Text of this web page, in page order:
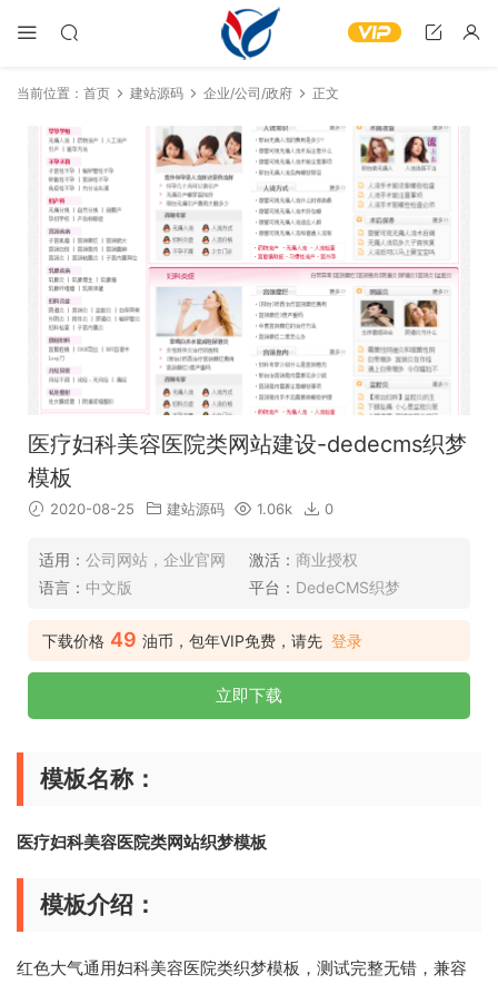
当前位置： 首页 建站源码 企业/公司/政府 正文
医疗妇科美容医院类网站建设-dedecms织梦
模板
2020-08-25 建站源码 1.06k 0
适用： 公司网站，企业官网 激活： 商业授权
语言： 中文版 平台： DedeCMS织梦
下载价格 49 油币，包年VIP免费，请先 登录
立即下载
模板名称：
医疗妇科美容医院类网站织梦模板
模板介绍：
红色大气通用妇科美容医院类织梦模板，测试完整无错，兼容